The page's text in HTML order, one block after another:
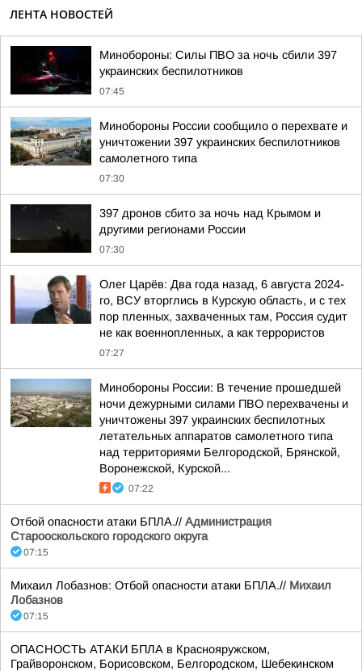
ЛЕНТА НОВОСТЕЙ
Минобороны: Силы ПВО за ночь сбили 397
украинских беспилотников
07:45
Минобороны России сообщило о перехвате и
уничтожении 397 украинских беспилотников
самолетного типа
07:30
397 дронов сбито за ночь над Крымом и
другими регионами России
07:30
Олег Царёв: Два года назад, 6 августа 2024-
го, ВСУ вторглись в Курскую область, и с тех
пор пленных, захваченных там, Россия судит
не как военнопленных, а как террористов
07:27
Минобороны России: В течение прошедшей
ночи дежурными силами ПВО перехвачены и
уничтожены 397 украинских беспилотных
летательных аппаратов самолетного типа
над территориями Белгородской, Брянской,
Воронежской, Курской...
07:22
Отбой опасности атаки БПЛА.// Администрация
Старооскольского городского округа
07:15
Михаил Лобазнов: Отбой опасности атаки БПЛА.// Михаил
Лобазнов
07:15
ОПАСНОСТЬ АТАКИ БПЛА в Краснояружском,
Грайворонском, Борисовском, Белгородском, Шебекинском